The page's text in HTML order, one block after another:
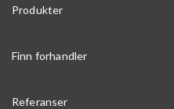
Produkter
Finn forhandler
Referanser